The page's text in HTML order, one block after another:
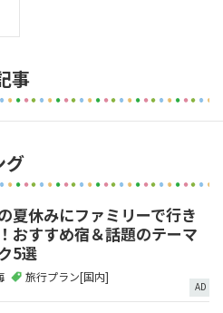
事
グ
夏休みにファミリーで行き
おすすめ宿＆話題のテーマ
5選
旅行プラン[国内]
AD